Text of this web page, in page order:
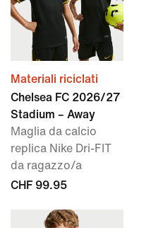
Materiali riciclati
Chelsea FC 2026/27
Stadium – Away
Maglia da calcio
replica Nike Dri-FIT
da ragazzo/a
CHF 99.95